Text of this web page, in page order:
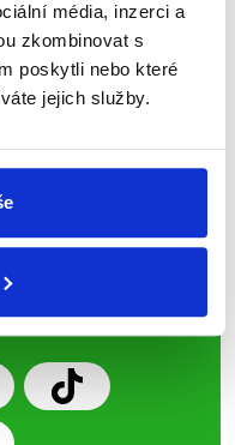
média, inzerci a
zkombinovat s
poskytli nebo které
jejich služby.
události
našich
naši